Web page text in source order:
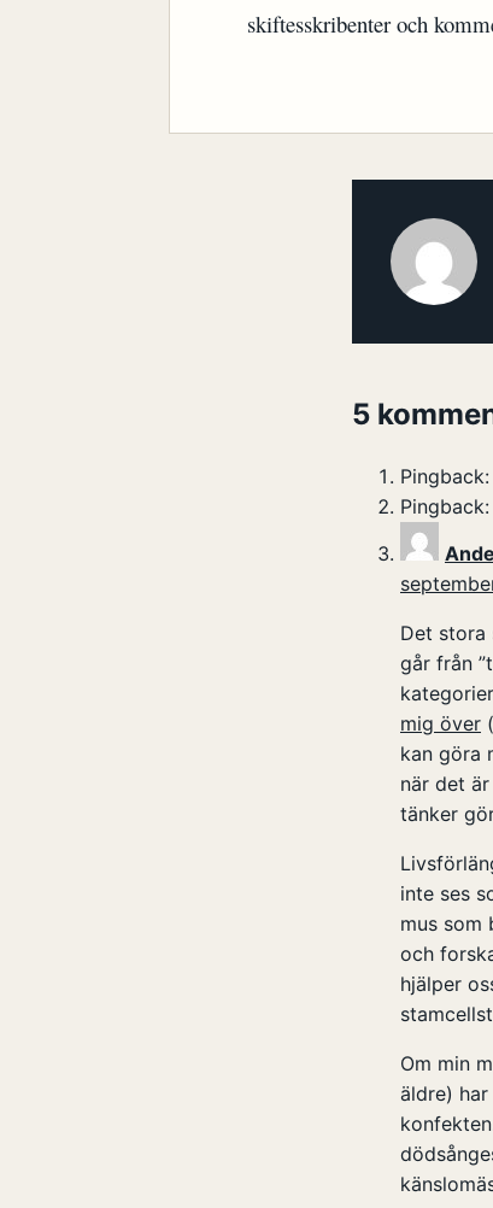
skiftesskribenter och
5
Pingback:
Pingback:
Det stora
går från
mig över
kan göra
när det
tänker
inte ses
mus som
och
hjälper
Om min
äldre)